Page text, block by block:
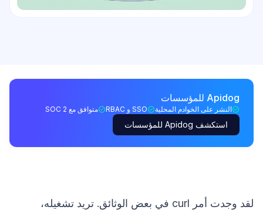
Apidog للمؤسسات
النشر على الخوادم المحلية SSO و RBAC متوافق مع SOC 2
استكشف Apidog للمؤسسات
لقد وجدت أمر curl في بعض الوثائق. تريد تشغيله،